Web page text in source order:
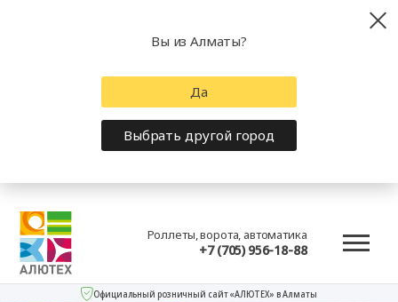
Роллеты, ворота, автоматика
+7 (705) 956-18-88
Официальный розничный сайт «АЛЮТЕХ» в Алматы
Вы из Алматы?
Да
Выбрать другой город